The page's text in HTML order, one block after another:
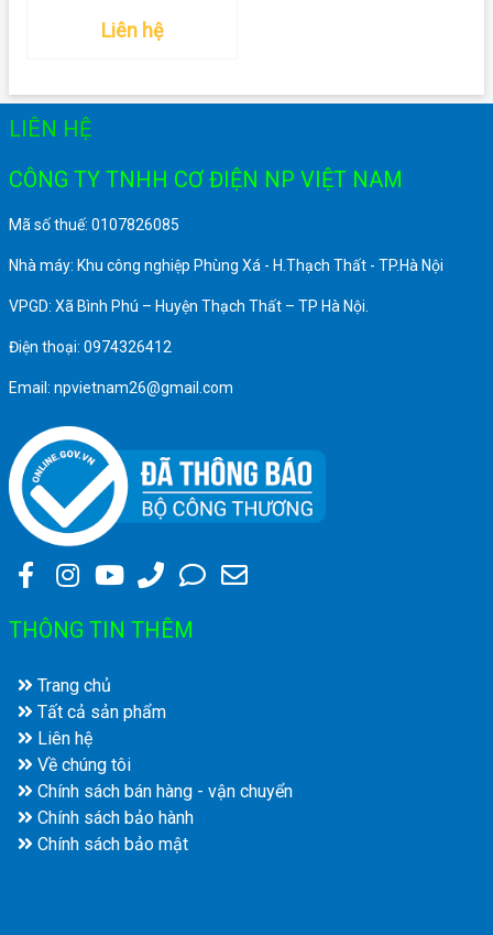
Liên hệ
LIÊN HỆ
CÔNG TY TNHH CƠ ĐIỆN NP VIỆT NAM
Mã số thuế: 0107826085
Nhà máy: Khu công nghiệp Phùng Xá - H.Thạch Thất - TP.Hà Nội
VPGD: Xã Bình Phú – Huyện Thạch Thất – TP Hà Nội.
Điện thoại: 0974326412
Email: npvietnam26@gmail.com
THÔNG TIN THÊM
Trang chủ
Tất cả sản phẩm
Liên hệ
Về chúng tôi
Chính sách bán hàng - vận chuyển
Chính sách bảo hành
Chính sách bảo mật